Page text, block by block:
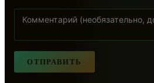
ОТПРАВИТЬ